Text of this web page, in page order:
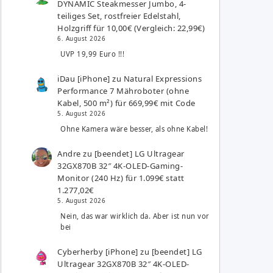
DYNAMIC Steakmesser Jumbo, 4-
teiliges Set, rostfreier Edelstahl,
Holzgriff für 10,00€ (Vergleich: 22,99€)
6. August 2026
UVP 19,99 Euro !!!
iDau [iPhone] zu Natural Expressions
Performance 7 Mähroboter (ohne
Kabel, 500 m²) für 669,99€ mit Code
5. August 2026
Ohne Kamera wäre besser, als ohne Kabel!
Andre zu [beendet] LG Ultragear
32GX870B 32″ 4K-OLED-Gaming-
Monitor (240 Hz) für 1.099€ statt
1.277,02€
5. August 2026
Nein, das war wirklich da. Aber ist nun vor
bei
Cyberherby [iPhone] zu [beendet] LG
Ultragear 32GX870B 32″ 4K-OLED-